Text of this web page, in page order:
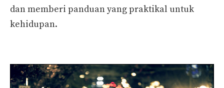
dan memberi panduan yang praktikal untuk
kehidupan.